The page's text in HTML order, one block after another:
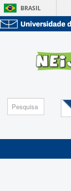
BRASIL